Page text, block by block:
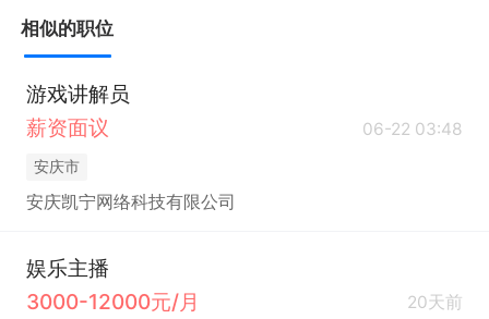
相似的职位
游戏讲解员
薪资面议
06-22 03:48
安庆市
安庆凯宁网络科技有限公司
娱乐主播
3000-12000元/月
20天前